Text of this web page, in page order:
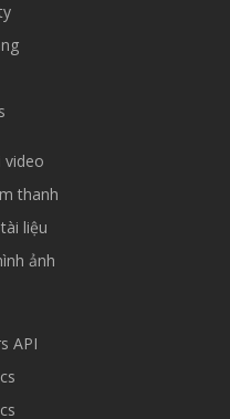
video
thanh
liệu
ảnh
API